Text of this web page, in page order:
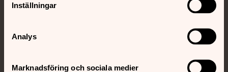
Inställningar
Analys
Marknadsföring och sociala medier
Chatt
Telefon 112